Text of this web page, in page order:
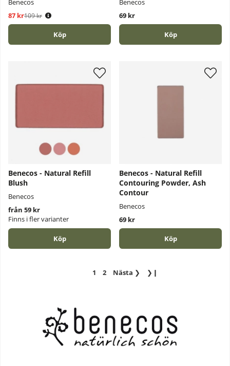
Benecos
87 kr
Ordinarie pris:
109 kr
Köp
Benecos
69 kr
Köp
Benecos - Natural Refill
Blush
Benecos
från 59 kr
Finns i fler varianter
Köp
Benecos - Natural Refill
Contouring Powder, Ash
Contour
Benecos
69 kr
Köp
1 2 Nästa ❯ ❯❙